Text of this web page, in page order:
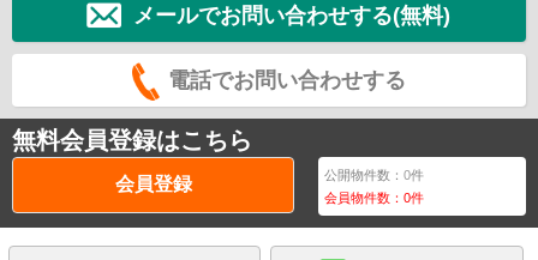
メールでお問い合わせする(無料)
電話でお問い合わせする
無料会員登録はこちら
会員登録 公開物件数：0件
会員物件数：0件